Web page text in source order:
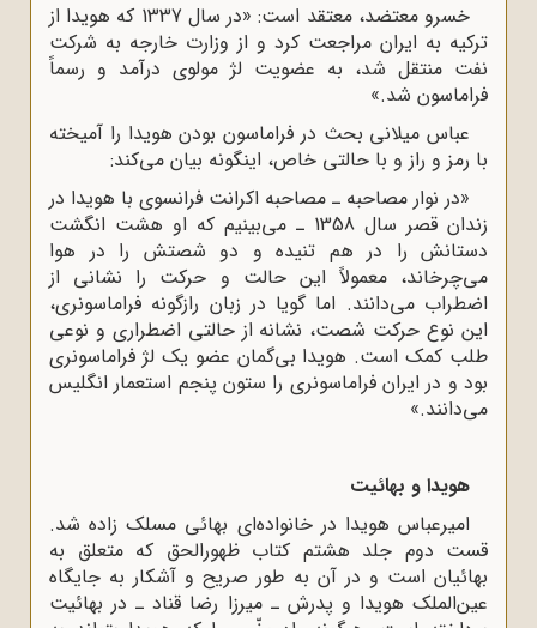
خسرو معتضد، معتقد است: «در سال 1337 که هویدا از
ترکیه به ایران مراجعت کرد و از وزارت خارجه به شرکت
نفت منتقل شد، به عضویت لژ مولوى درآمد و رسماً
فراماسون شد.»
عباس میلانى بحث در فراماسون بودن هویدا را آمیخته
با رمز و راز و با حالتى خاص، اینگونه بیان مى‌کند:
«در نوار مصاحبه ـ مصاحبه اکرانت فرانسوى با هویدا در
زندان قصر سال 1358 ـ مى‌بینیم که او هشت انگشت
دستانش را در هم تنیده و دو شصتش را در هوا
مى‌چرخاند، معمولاً این حالت و حرکت را نشانى از
اضطراب مى‌دانند. اما گویا در زبان رازگونه فراماسونرى،
این نوع حرکت شصت، نشانه از حالتى اضطرارى و نوعى
طلب کمک است. هویدا بى‌گمان عضو یک لژ فراماسونرى
بود و در ایران فراماسونرى را ستون پنجم استعمار انگلیس
مى‌دانند.»
هویدا و بهائیت
امیرعباس هویدا در خانواده‌اى بهائى مسلک زاده شد.
قست دوم جلد هشتم کتاب ظهورالحق که متعلق به
بهائیان است و در آن به طور صریح و آشکار به جایگاه
عین‌الملک هویدا و پدرش ـ میرزا رضا قناد ـ در بهائیت